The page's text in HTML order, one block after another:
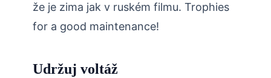
že je zima jak v ruském filmu. Trophies
for a good maintenance!
Udržuj voltáž